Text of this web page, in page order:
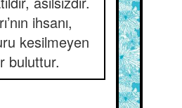
ihsanı,
kesilmeyen
buluttur.